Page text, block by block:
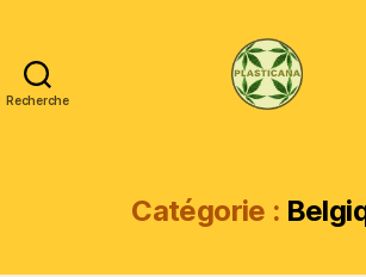
Recherche
Catégorie :